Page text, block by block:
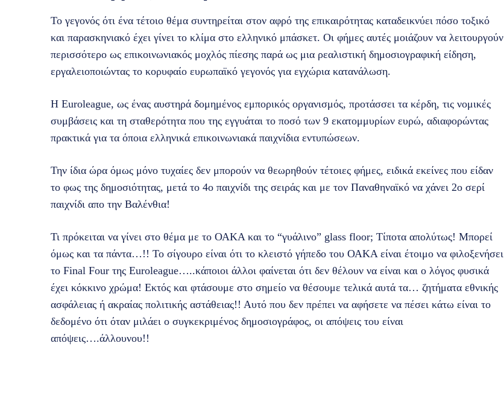
Το γεγονός ότι ένα τέτοιο θέμα συντηρείται στον αφρό της επικαιρότητας καταδεικνύει πόσο τοξικό
και παρασκηνιακό έχει γίνει το κλίμα στο ελληνικό μπάσκετ. Οι φήμες αυτές μοιάζουν να λειτουργούν
περισσότερο ως επικοινωνιακός μοχλός πίεσης παρά ως μια ρεαλιστική δημοσιογραφική είδηση,
εργαλειοποιώντας το κορυφαίο ευρωπαϊκό γεγονός για εγχώρια κατανάλωση.
Η Euroleague, ως ένας αυστηρά δομημένος εμπορικός οργανισμός, προτάσσει τα κέρδη, τις νομικές
συμβάσεις και τη σταθερότητα που της εγγυάται το ποσό των 9 εκατομμυρίων ευρώ, αδιαφορώντας
πρακτικά για τα όποια ελληνικά επικοινωνιακά παιχνίδια εντυπώσεων.
Την ίδια ώρα όμως μόνο τυχαίες δεν μπορούν να θεωρηθούν τέτοιες φήμες, ειδικά εκείνες που είδαν
το φως της δημοσιότητας, μετά το 4ο παιχνίδι της σειράς και με τον Παναθηναϊκό να χάνει 2ο σερί
παιχνίδι απο την Βαλένθια!
Τι πρόκειται να γίνει στο θέμα με το ΟΑΚΑ και το “γυάλινο” glass floor; Τίποτα απολύτως! Μπορεί
όμως και τα πάντα…!! Το σίγουρο είναι ότι το κλειστό γήπεδο του ΟΑΚΑ είναι έτοιμο να φιλοξενήσει
το Final Four της Euroleague…..κάποιοι άλλοι φαίνεται ότι δεν θέλουν να είναι και ο λόγος φυσικά
έχει κόκκινο χρώμα! Εκτός και φτάσουμε στο σημείο να θέσουμε τελικά αυτά τα… ζητήματα εθνικής
ασφάλειας ή ακραίας πολιτικής αστάθειας!! Αυτό που δεν πρέπει να αφήσετε να πέσει κάτω είναι το
δεδομένο ότι όταν μιλάει ο συγκεκριμένος δημοσιογράφος, οι απόψεις του είναι
απόψεις….άλλουνου!!